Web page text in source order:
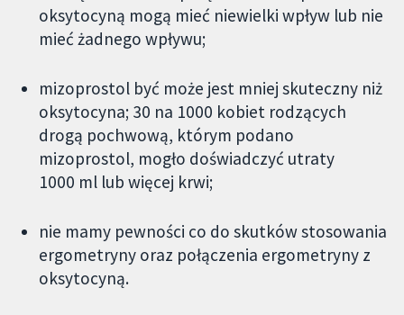
oksytocyną mogą mieć niewielki wpływ lub nie
mieć żadnego wpływu;
mizoprostol być może jest mniej skuteczny niż
oksytocyna; 30 na 1000 kobiet rodzących
drogą pochwową, którym podano
mizoprostol, mogło doświadczyć utraty
1000 ml lub więcej krwi;
nie mamy pewności co do skutków stosowania
ergometryny oraz połączenia ergometryny z
oksytocyną.